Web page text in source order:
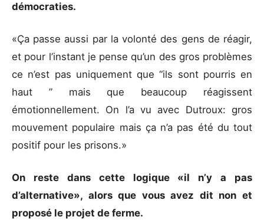
démocraties.
«Ça passe aussi par la volonté des gens de réagir,
et pour l’instant je pense qu’un des gros problèmes
ce n’est pas uniquement que “ils sont pourris en
haut ” mais que beaucoup réagissent
émotionnellement. On l’a vu avec Dutroux: gros
mouvement populaire mais ça n’a pas été du tout
positif pour les prisons.»
On reste dans cette logique «il n’y a pas
d’alternative», alors que vous avez dit non et
proposé le projet de ferme.